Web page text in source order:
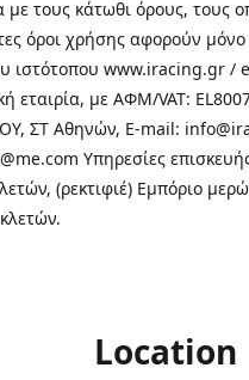
τους κάτωθι όρους, τους
όροι χρήσης αφορούν
ιστότοπου www.iracing.gr
εταιρία, με ΑΦΜ/VAT:
ΣΤ Αθηνών, E-mail:
Υπηρεσίες
(ρεκτιφιέ) Εμπόριο
Location